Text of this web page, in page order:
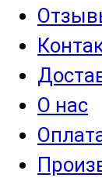
О нас